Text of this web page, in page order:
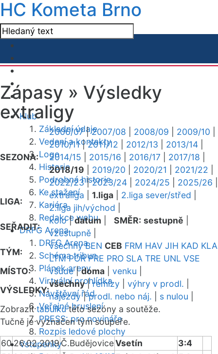
HC Kometa Brno
Klub
Základní údaje
Vedení a kontakty
Logo
Historie
Podrobná historie
Ke stažení
Kariéra
Redakce webu
DRFG Arena
DRFG Arena
Schéma tribun
Plánek areny
Virtuální prohlídka
Návštěvní řád
Veřejné bruslení
PRESS: pro novináře
Rozpis ledové plochy
Vstupenky
Zápasy » Výsledky
extraligy
SEZONA:
2006/07|2007/08 2008/09 2009/10
2010/11|2011/12 2012/13 2013/14
2014/15
2015/16 2016/17 2017/18
2018/19
2019/20 2020/21 2021/22
2022/23|2023/24 2024/25 2025/26
LIGA:
extraliga 1.liga 2.liga sever/střed
2.liga jih/východ
SEŘADIT:
kolo|datum SMĚR: sestupně
vzestupně
TÝM:
všechny BEN CEB FRM HAV JIH KAD KLA
LTM POR PRE PRO SLA TRE UNL VSE
MÍSTO:
všude|doma venku
VÝSLEDKY:
všechny|remízy výhry v prodl.
nájezdy|prodl. nebo náj. s nulou
Zobrazittabulkutéto sezóny a soutěže.
Tučně je vyznačen tým soupeře.
60 26.02.2019Č.BudějoviceVsetín
3:4